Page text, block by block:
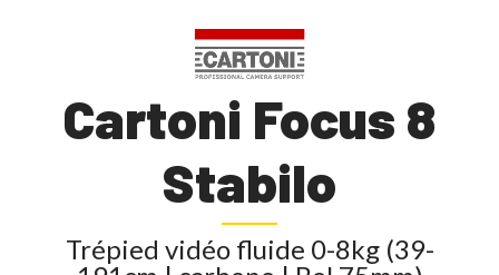
Cartoni Focus 8
Stabilo
Trépied vidéo fluide 0-8kg (39-